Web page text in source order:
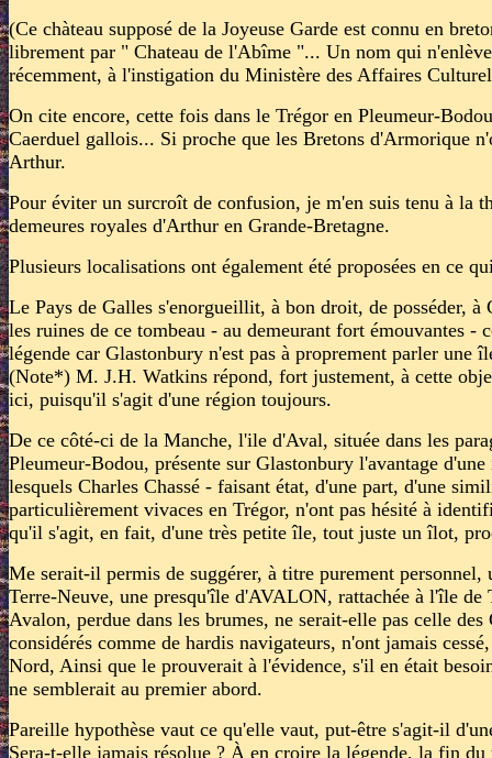
(Ce chàteau supposé de la Joyeuse Garde est connu en
librement par " Chateau de l'Abîme "... Un nom qui
récemment, à l'instigation du Ministère des Affaires
On cite encore, cette fois dans le Trégor en Pleumeur-
Caerduel gallois... Si proche que les Bretons d'Armorique
Arthur.
Pour éviter un surcroît de confusion, je m'en suis tenu à la
demeures royales d'Arthur en Grande-Bretagne.
Plusieurs localisations ont également été proposées en ce
Le Pays de Galles s'enorgueillit, à bon droit, de posséder,
les ruines de ce tombeau - au demeurant fort émouvantes
légende car Glastonbury n'est pas à proprement parler une
(Note*) M. J.H. Watkins répond, fort justement, à cette
ici, puisqu'il s'agit d'une région toujours.
De ce côté-ci de la Manche, l'ile d'Aval, située dans les
Pleumeur-Bodou, présente sur Glastonbury l'avantage
lesquels Charles Chassé - faisant état, d'une part, d'une
particulièrement vivaces en Trégor, n'ont pas hésité à
qu'il s'agit, en fait, d'une très petite île, tout juste un îlot,
Me serait-il permis de suggérer, à titre purement
Terre-Neuve, une presqu'île d'AVALON, rattachée à l'île
Avalon, perdue dans les brumes, ne serait-elle pas celle
considérés comme de hardis navigateurs, n'ont jamais
Nord, Ainsi que le prouverait à l'évidence, s'il en était
ne semblerait au premier abord.
Pareille hypothèse vaut ce qu'elle vaut, put-être s'agit-il
Sera-t-elle jamais résolue ? À en croire la légende, la fin